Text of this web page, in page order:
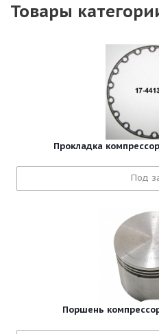
Товары
Прокладка
Под
Поршень